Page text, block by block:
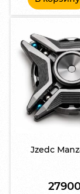
Jzedc